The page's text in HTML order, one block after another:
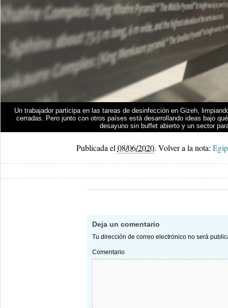
Un trabajador participa en las tareas de desinfección en Gizeh,
cerradas. Pero junto con otros países está desarrollando ideas bajo
desayuno sin buffet abierto y un sector
Publicada el 08/06/2020. Volver a la nota:
Deja un comentario
Tu dirección de correo electrónico no será
Comentario